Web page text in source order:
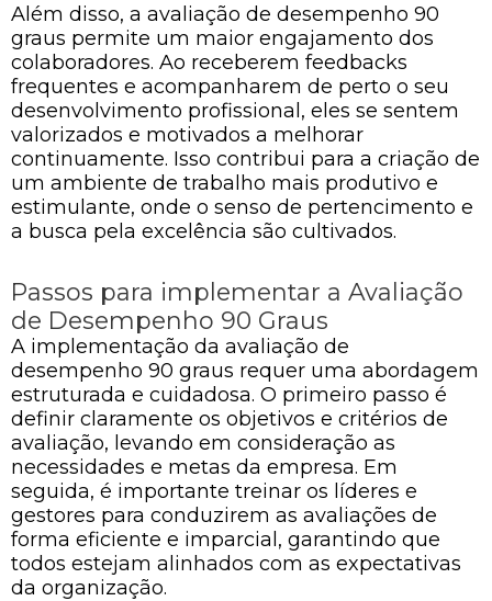
Além disso, a avaliação de desempenho 90
graus permite um maior engajamento dos
colaboradores. Ao receberem feedbacks
frequentes e acompanharem de perto o seu
desenvolvimento profissional, eles se sentem
valorizados e motivados a melhorar
continuamente. Isso contribui para a criação de
um ambiente de trabalho mais produtivo e
estimulante, onde o senso de pertencimento e
a busca pela excelência são cultivados.
Passos para implementar a Avaliação
de Desempenho 90 Graus
A implementação da avaliação de
desempenho 90 graus requer uma abordagem
estruturada e cuidadosa. O primeiro passo é
definir claramente os objetivos e critérios de
avaliação, levando em consideração as
necessidades e metas da empresa. Em
seguida, é importante treinar os líderes e
gestores para conduzirem as avaliações de
forma eficiente e imparcial, garantindo que
todos estejam alinhados com as expectativas
da organização.